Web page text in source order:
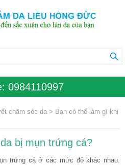
0984110997
chăm sóc da > Bạn có thể làm gì khi
bị mụn trứng cá?
trứng cá ở các mức độ khác nhau.